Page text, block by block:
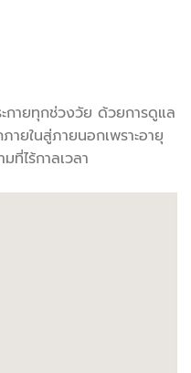
ะกายทุกช่วงวัย ด้วยการดูแล
ยในสู่ภายนอกเพราะอายุ
ที่ไร้กาลเวลา